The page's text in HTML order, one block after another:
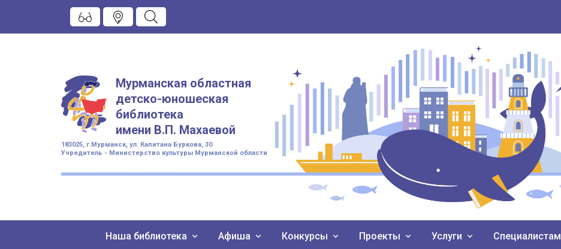
Мурманская областная
детско-юношеская
библиотека
имени В.П. Махаевой
183025, г.Мурманск, ул. Капитана Буркова, 30
Учредитель - Министерство культуры Мурманской области
Наша библиотека Афиша Конкурсы Проекты Услуги Специалистам